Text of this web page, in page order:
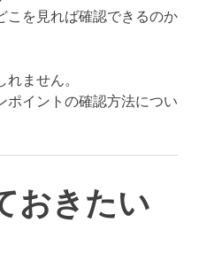
こを見れば確認できるのか
ません。
ポイントの確認方法につい
おきたい